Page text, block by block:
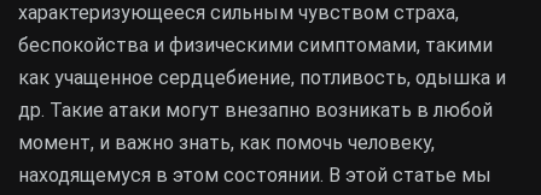
характеризующееся сильным чувством страха,
беспокойства и физическими симптомами, такими
как учащенное сердцебиение, потливость, одышка и
др. Такие атаки могут внезапно возникать в любой
момент, и важно знать, как помочь человеку,
находящемуся в этом состоянии. В этой статье мы